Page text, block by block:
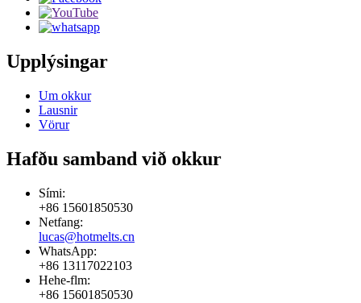
Upplýsingar
Um okkur
Lausnir
Vörur
Hafðu samband við okkur
Sími:
+86 15601850530
Netfang:
lucas@hotmelts.cn
WhatsApp:
+86 13117022103
Hehe-flm:
+86 15601850530